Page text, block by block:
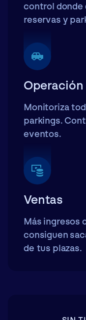
control donde
reservas y
Operación
Monitoriza
parkings.
eventos.
Ventas
Más ingresos
consiguen
de tus plazas.